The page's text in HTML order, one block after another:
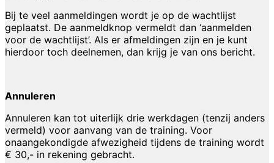
Bij te veel aanmeldingen wordt je op de wachtlijst
geplaatst. De aanmeldknop vermeldt dan ‘aanmelden
voor de wachtlijst’. Als er afmeldingen zijn en je kunt
hierdoor toch deelnemen, dan krijg je van ons bericht.
Annuleren
Annuleren kan tot uiterlijk drie werkdagen (tenzij anders
vermeld) voor aanvang van de training. Voor
onaangekondigde afwezigheid tijdens de training wordt
€ 30,- in rekening gebracht.